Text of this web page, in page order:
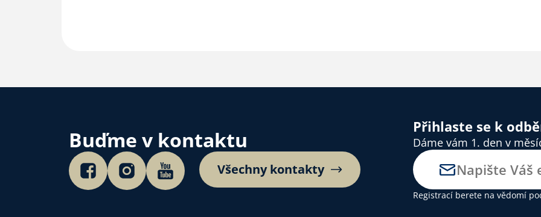
Buďme v kontaktu
Všechny kontakty
Přihlaste se k
Dáme vám 1. den v
Registrací berete na vědomí